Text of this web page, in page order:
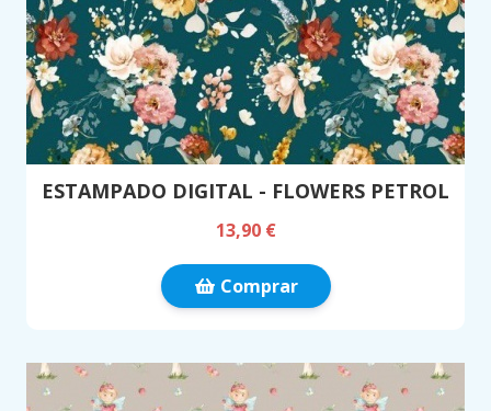
ESTAMPADO DIGITAL - FLOWERS PETROL
13,90 €
Comprar